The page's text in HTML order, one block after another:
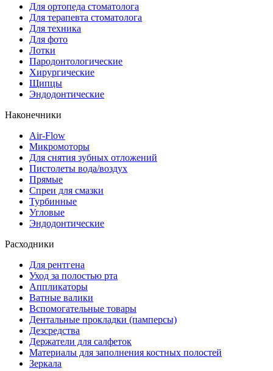
Для ортопеда стоматолога
Для терапевта стоматолога
Для техника
Для фото
Лотки
Пародонтологические
Хирургические
Щипцы
Эндодонтические
Наконечники
Air-Flow
Микромоторы
Для снятия зубных отложений
Пистолеты вода/воздух
Прямые
Спреи для смазки
Турбинные
Угловые
Эндодонтические
Расходники
Для рентгена
Уход за полостью рта
Аппликаторы
Ватные валики
Вспомогательные товары
Дентальные прокладки (памперсы)
Дезсредства
Держатели для салфеток
Материалы для заполнения костных полостей
Зеркала